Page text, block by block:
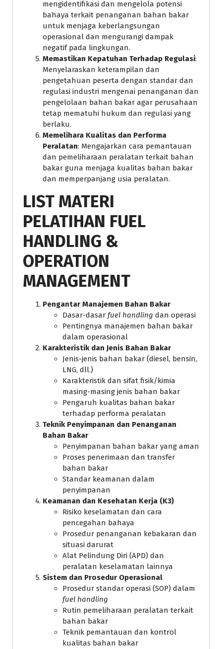
mengidentifikasi dan mengelola potensi
bahaya terkait penanganan bahan bakar
untuk menjaga keberlangsungan
operasional dan mengurangi dampak
negatif pada lingkungan.
Memastikan Kepatuhan Terhadap Regulasi:
Menyelaraskan keterampilan dan
pengetahuan peserta dengan standar dan
regulasi industri mengenai penanganan dan
pengelolaan bahan bakar agar perusahaan
tetap mematuhi hukum dan regulasi yang
berlaku.
Memelihara Kualitas dan Performa
Peralatan: Mengajarkan cara pemantauan
dan pemeliharaan peralatan terkait bahan
bakar guna menjaga kualitas bahan bakar
dan memperpanjang usia peralatan.
LIST MATERI
PELATIHAN FUEL
HANDLING &
OPERATION
MANAGEMENT
Pengantar Manajemen Bahan Bakar
Dasar-dasar fuel handling dan operasi
Pentingnya manajemen bahan bakar
dalam operasional
Karakteristik dan Jenis Bahan Bakar
Jenis-jenis bahan bakar (diesel, bensin,
LNG, dll.)
Karakteristik dan sifat fisik/kimia
masing-masing jenis bahan bakar
Pengaruh kualitas bahan bakar
terhadap performa peralatan
Teknik Penyimpanan dan Penanganan
Bahan Bakar
Penyimpanan bahan bakar yang aman
Proses penerimaan dan transfer
bahan bakar
Standar keamanan dalam
penyimpanan
Keamanan dan Kesehatan Kerja (K3)
Risiko keselamatan dan cara
pencegahan bahaya
Prosedur penanganan kebakaran dan
situasi darurat
Alat Pelindung Diri (APD) dan
peralatan keselamatan lainnya
Sistem dan Prosedur Operasional
Prosedur standar operasi (SOP) dalam
fuel handling
Rutin pemeliharaan peralatan terkait
bahan bakar
Teknik pemantauan dan kontrol
kualitas bahan bakar